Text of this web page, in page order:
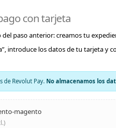
con tarjeta
paso anterior: creamos tu
introduce los datos de tu tarjeta y
de Revolut Pay. No almacenamos los
magento